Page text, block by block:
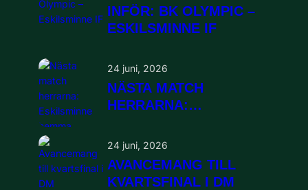
INFÖR: BK OLYMPIC –
ESKILSMINNE IF
24 juni, 2026
NÄSTA MATCH
HERRARNA:
24 juni, 2026
AVANCEMANG TILL
KVARTSFINAL I DM